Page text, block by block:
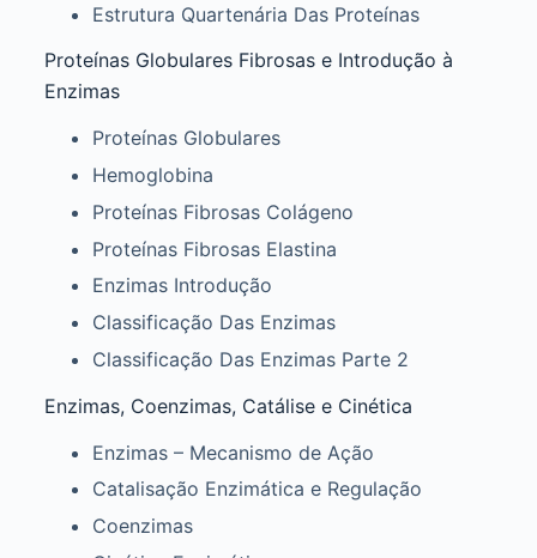
Estrutura Quartenária Das Proteínas
Proteínas Globulares Fibrosas e Introdução à
Enzimas
Proteínas Globulares
Hemoglobina
Proteínas Fibrosas Colágeno
Proteínas Fibrosas Elastina
Enzimas Introdução
Classificação Das Enzimas
Classificação Das Enzimas Parte 2
Enzimas, Coenzimas, Catálise e Cinética
Enzimas – Mecanismo de Ação
Catalisação Enzimática e Regulação
Coenzimas